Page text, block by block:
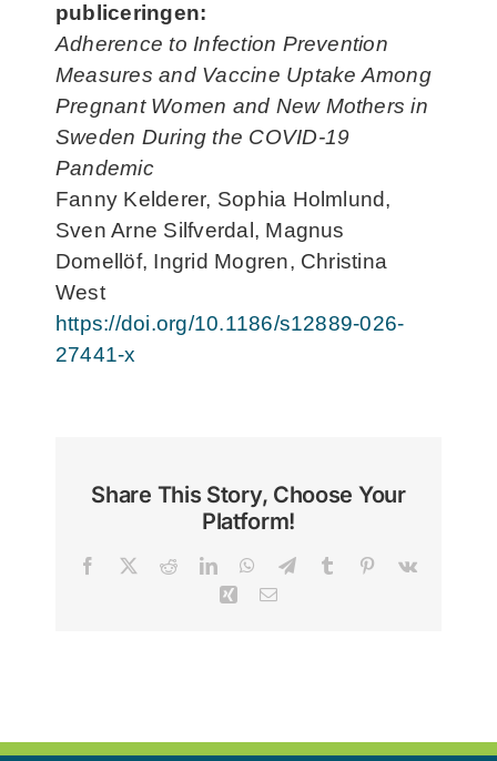
publiceringen:
Adherence to Infection Prevention
Measures and Vaccine Uptake Among
Pregnant Women and New Mothers in
Sweden During the COVID-19
Pandemic
Fanny Kelderer, Sophia Holmlund,
Sven Arne Silfverdal, Magnus
Domellöf, Ingrid Mogren, Christina
West
https://doi.org/10.1186/s12889-026-
27441-x
Share This Story, Choose Your
Platform!
Facebook RedditLinkedInWhatsApp
TelegramTumblr Pinterest
Vk
Xing Email